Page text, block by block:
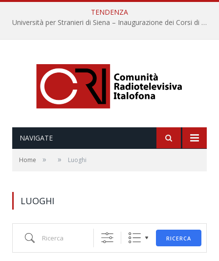
TENDENZA
Università per Stranieri di Siena – Inaugurazione dei Corsi di Lingua e Cultura Italiana, 109a annata
NAVIGATE
Home » » Luoghi
LUOGHI
Ricerca RICERCA